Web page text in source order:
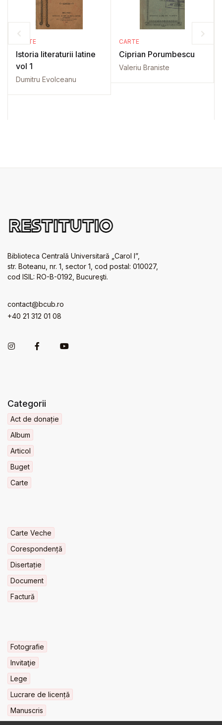
CARTE
Istoria literaturii latine
vol 1
Dumitru Evolceanu
CARTE
Ciprian Porumbescu
Valeriu Braniste
Biblioteca Centrală Universitară „Carol I”,
str. Boteanu, nr. 1, sector 1, cod postal: 010027,
cod ISIL: RO-B-0192, Bucureşti.
contact@bcub.ro
+40 21 312 01 08
Categorii
Act de donație
Album
Articol
Buget
Carte
Carte Veche
Corespondență
Disertație
Document
Factură
Fotografie
Invitaţie
Lege
Lucrare de licență
Manuscris